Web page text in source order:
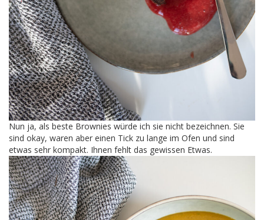
Nun ja, als beste Brownies würde ich sie nicht bezeichnen. Sie
sind okay, waren aber einen Tick zu lange im Ofen und sind
etwas sehr kompakt. Ihnen fehlt das gewissen Etwas.